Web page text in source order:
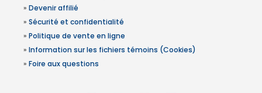
» Devenir affilié
» Sécurité et confidentialité
» Politique de vente en ligne
» Information sur les fichiers témoins (Cookies)
» Foire aux questions